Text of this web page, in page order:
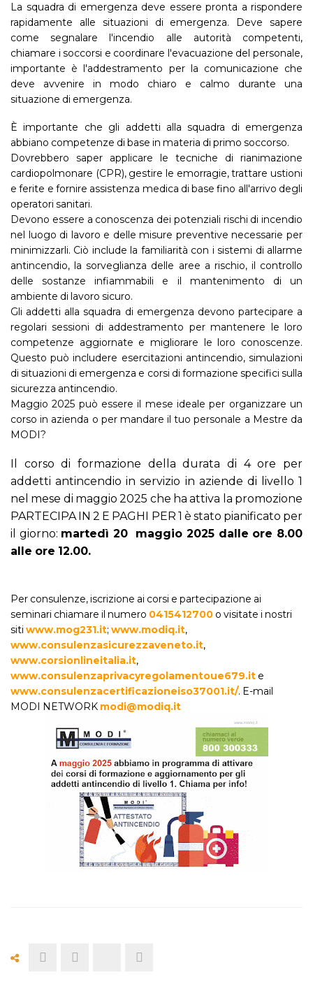
La squadra di emergenza deve essere pronta a rispondere
rapidamente alle situazioni di emergenza. Deve sapere
come segnalare l'incendio alle autorità competenti,
chiamare i soccorsi e coordinare l'evacuazione del personale,
importante è l'addestramento per la comunicazione che
deve avvenire in modo chiaro e calmo durante una
situazione di emergenza.
È importante che gli addetti alla squadra di emergenza
abbiano competenze di base in materia di primo soccorso.
Dovrebbero saper applicare le tecniche di rianimazione
cardiopolmonare (CPR), gestire le emorragie, trattare ustioni
e ferite e fornire assistenza medica di base fino all'arrivo degli
operatori sanitari.
Devono essere a conoscenza dei potenziali rischi di incendio
nel luogo di lavoro e delle misure preventive necessarie per
minimizzarli. Ciò include la familiarità con i sistemi di allarme
antincendio, la sorveglianza delle aree a rischio, il controllo
delle sostanze infiammabili e il mantenimento di un
ambiente di lavoro sicuro.
Gli addetti alla squadra di emergenza devono partecipare a
regolari sessioni di addestramento per mantenere le loro
competenze aggiornate e migliorare le loro conoscenze.
Questo può includere esercitazioni antincendio, simulazioni
di situazioni di emergenza e corsi di formazione specifici sulla
sicurezza antincendio.
Maggio 2025 può essere il mese ideale per organizzare un
corso in azienda o per mandare il tuo personale a Mestre da
MODI?
Il corso di formazione della durata di 4 ore per
addetti antincendio in servizio in aziende di livello 1
nel mese di maggio 2025 che ha attiva la promozione
PARTECIPA IN 2 E PAGHI PER 1 è stato pianificato per
il giorno: martedì 20 maggio 2025 dalle ore 8.00
alle ore 12.00.
Per consulenze, iscrizione ai corsi e partecipazione ai
seminari chiamare il numero 0415412700 o visitate i nostri
siti www.mog231.it; www.modiq.it,
www.consulenzasicurezzaveneto.it,
www.corsionlineitalia.it,
www.consulenzaprivacyregolamentoue679.it e
www.consulenzacertificazioneiso37001.it/. E-mail
MODI NETWORK modi@modiq.it